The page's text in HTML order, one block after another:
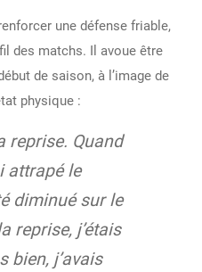
une défense friable,
des matchs. Il avoue être
de saison, à l’image de
physique :
reprise. Quand
attrapé le
diminué sur le
reprise, j’étais
bien, j’avais